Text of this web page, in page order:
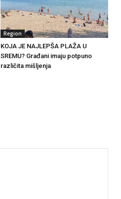
Region
KOJA JE NAJLEPŠA PLAŽA U
SREMU? Građani imaju potpuno
različita mišljenja